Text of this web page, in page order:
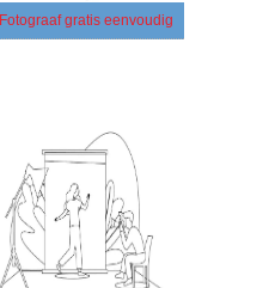
Fotograaf gratis eenvoudig